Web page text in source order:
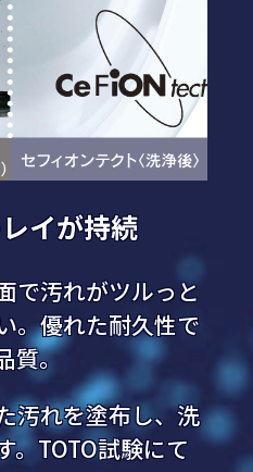
イが持続
で汚れがツルっと
。優れた耐久性で
質。
汚れを塗布し、洗
。TOTO試験にて